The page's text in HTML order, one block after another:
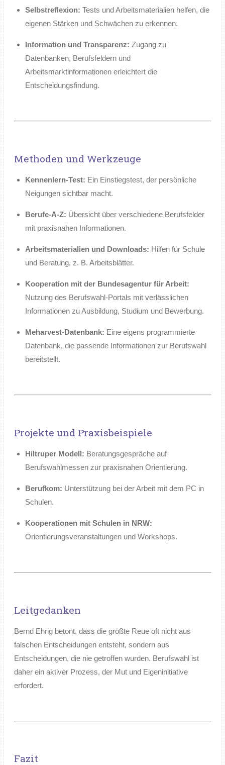
Selbstreflexion: Tests und Arbeitsmaterialien helfen, die
eigenen Stärken und Schwächen zu erkennen.
Information und Transparenz: Zugang zu
Datenbanken, Berufsfeldern und
Arbeitsmarktinformationen erleichtert die
Entscheidungsfindung.
Methoden und Werkzeuge
Kennenlern-Test: Ein Einstiegstest, der persönliche
Neigungen sichtbar macht.
Berufe-A-Z: Übersicht über verschiedene Berufsfelder
mit praxisnahen Informationen.
Arbeitsmaterialien und Downloads: Hilfen für Schule
und Beratung, z. B. Arbeitsblätter.
Kooperation mit der Bundesagentur für Arbeit:
Nutzung des Berufswahl-Portals mit verlässlichen
Informationen zu Ausbildung, Studium und Bewerbung.
Meharvest-Datenbank: Eine eigens programmierte
Datenbank, die passende Informationen zur Berufswahl
bereitstellt.
Projekte und Praxisbeispiele
Hiltruper Modell: Beratungsgespräche auf
Berufswahlmessen zur praxisnahen Orientierung.
Berufkom: Unterstützung bei der Arbeit mit dem PC in
Schulen.
Kooperationen mit Schulen in NRW:
Orientierungsveranstaltungen und Workshops.
Leitgedanken
Bernd Ehrig betont, dass die größte Reue oft nicht aus
falschen Entscheidungen entsteht, sondern aus
Entscheidungen, die nie getroffen wurden. Berufswahl ist
daher ein aktiver Prozess, der Mut und Eigeninitiative
erfordert.
Fazit